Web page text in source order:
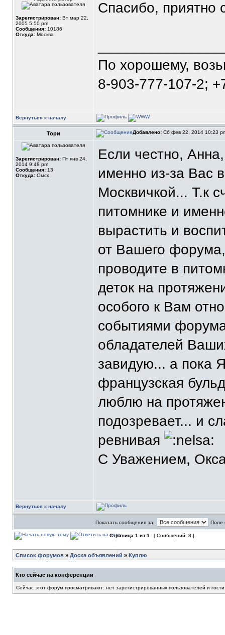
Зарегистрирован: Вт мар 22,
2005 5:50 pm
Сообщения: 10186
Откуда: Москва
Спасибо, приятно
По хорошему,
8-903-777-107-2;
Вернуться к началу
Тори Добавлено: Сб фев 22, 2014 10:23
Зарегистрирован: Пт янв 24,
2014 9:48 pm
Сообщения: 13
Откуда: Омск
Если честно,
именно из-за Вас
Москвичкой... Т.к
питомнике и
вырастить и
от Вашего
проводите в
деток на
особого к Вам
событиями
обладателей
завидую... а пока
французская
люблю на
подозревает... и
ревнивая
С Уважением,
Вернуться к началу
Показать сообщения за: Поле
Страница 1 из 1 [ Сообщений: 8 ]
Список форумов » Доска объявлений » Куплю
Кто сейчас на конференции
Сейчас этот форум просматривают: нет зарегистрированных пользователей и